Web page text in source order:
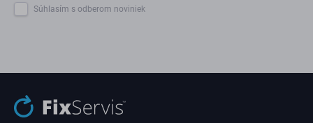
Súhlasím s odberom noviniek